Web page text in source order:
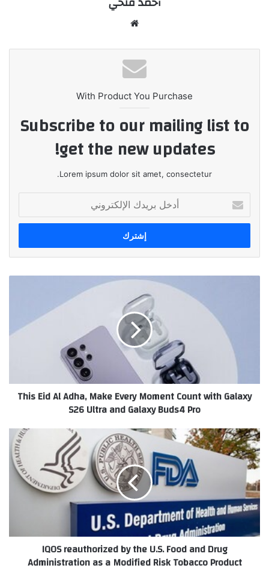
With Product You Purchase
Subscribe to our mailing list to
get the new updates!
Lorem ipsum dolor sit amet, consectetur.
بريدك
الإلكتروني
with
Galaxy
and
Galaxy
Buds4
Pro
This Eid Al Adha, Make Every Moment Count with Galaxy
S26 Ultra and Galaxy Buds4 Pro
IQOS
reauthorized
by
the
U.S.
Food
and
Administration
IQOS reauthorized by the U.S. Food and Drug
Administration as a Modified Risk Tobacco Product